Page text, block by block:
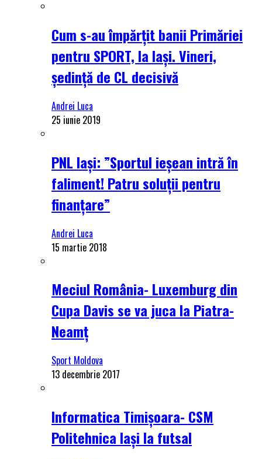
Cum s-au împărțit banii Primăriei
pentru SPORT, la Iași. Vineri,
ședință de CL decisivă
Andrei Luca
25 iunie 2019
PNL Iași: ”Sportul ieșean intră în
faliment! Patru soluții pentru
finanțare”
Andrei Luca
15 martie 2018
Meciul România- Luxemburg din
Cupa Davis se va juca la Piatra-
Neamț
Sport Moldova
13 decembrie 2017
Informatica Timișoara- CSM
Politehnica Iași la futsal